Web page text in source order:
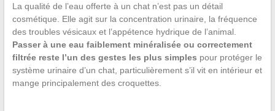
La qualité de l’eau offerte à un chat n’est pas un détail
cosmétique. Elle agit sur la concentration urinaire, la fréquence
des troubles vésicaux et l’appétence hydrique de l’animal.
Passer à une eau faiblement minéralisée ou correctement
filtrée reste l’un des gestes les plus simples pour protéger le
système urinaire d’un chat, particulièrement s’il vit en intérieur et
mange principalement des croquettes.